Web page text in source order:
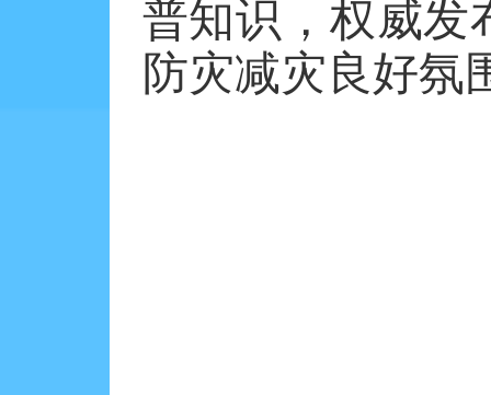
普知识，权威发
防灾减灾良好氛